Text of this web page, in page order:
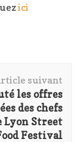
ici
suivant
les offres
des chefs
Lyon Street
Festival